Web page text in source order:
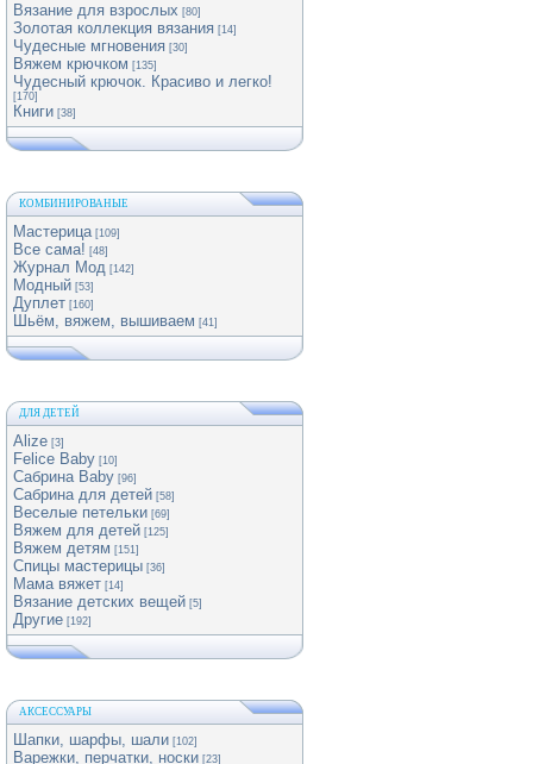
Вязание для взрослых [80]
Золотая коллекция вязания [14]
Чудесные мгновения [30]
Вяжем крючком [135]
Чудесный крючок. Красиво и легко!
[170]
Книги [38]
КОМБИНИРОВАНЫЕ
Мастерица [109]
Все сама! [48]
Журнал Мод [142]
Модный [53]
Дуплет [160]
Шьём, вяжем, вышиваем [41]
ДЛЯ ДЕТЕЙ
Alize [3]
Felice Baby [10]
Сабрина Baby [96]
Сабрина для детей [58]
Веселые петельки [69]
Вяжем для детей [125]
Вяжем детям [151]
Спицы мастерицы [36]
Мама вяжет [14]
Вязание детских вещей [5]
Другие [192]
АКСЕССУАРЫ
Шапки, шарфы, шали [102]
Варежки, перчатки, носки [23]